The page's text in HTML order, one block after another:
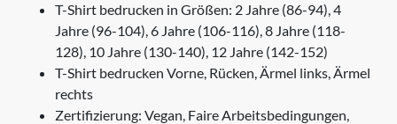
T-Shirt bedrucken in Größen: 2 Jahre (86-94), 4
Jahre (96-104), 6 Jahre (106-116), 8 Jahre (118-
128), 10 Jahre (130-140), 12 Jahre (142-152)
T-Shirt bedrucken Vorne, Rücken, Ärmel links, Ärmel
rechts
Zertifizierung: Vegan, Faire Arbeitsbedingungen,